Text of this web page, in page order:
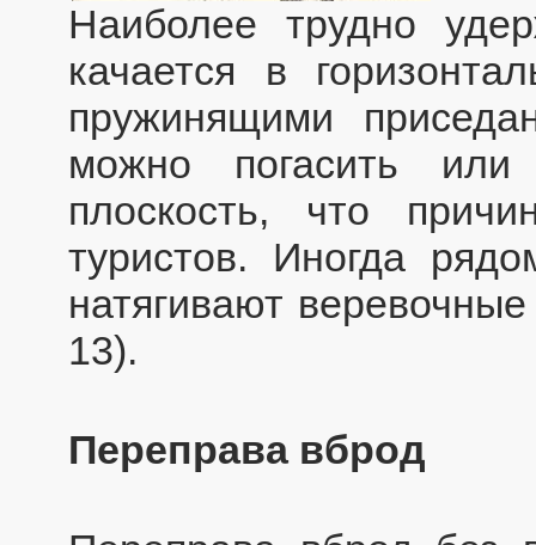
Наиболее трудно
качается в
пружинящими
можно погасить или
плоскость, что
туристов. Иногда
натягивают
13).
Переправа вброд